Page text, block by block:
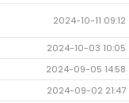
2024-10-11 09:12
2024-10-03 10:05
2024-09-05 14:58
2024-09-02 21:47